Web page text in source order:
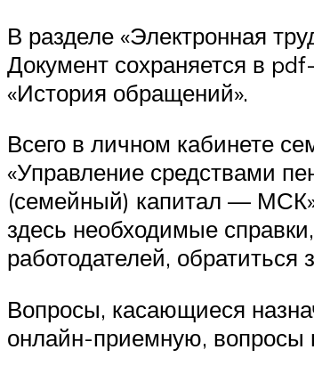
В разделе «Электронная
Документ сохраняется в
«История обращений».
Всего в личном кабинете
«Управление средствами
(семейный) капитал —
здесь необходимые
работодателей,
Вопросы, касающиеся
онлайн-приемную, вопросы